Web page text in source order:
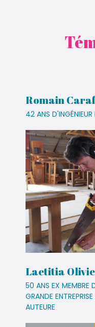
Romain
42 ANS D'INGÉNIEUR
Laetitia
50 ANS EX MEMBRE
GRANDE
AUTEURE